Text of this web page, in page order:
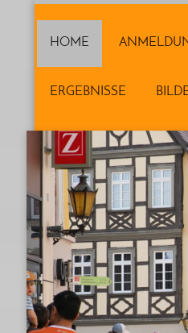
HOME
ERGEBNISSE